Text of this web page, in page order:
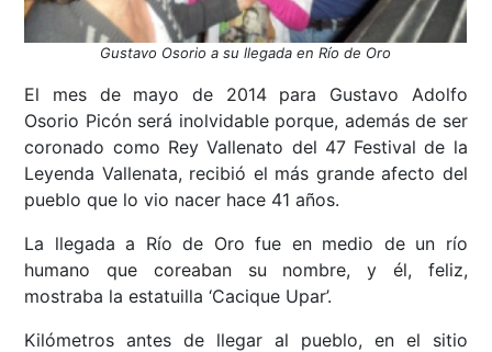
Gustavo Osorio a su llegada en Río de Oro
El mes de mayo de 2014 para Gustavo Adolfo
Osorio Picón será inolvidable porque, además de ser
coronado como Rey Vallenato del 47 Festival de la
Leyenda Vallenata, recibió el más grande afecto del
pueblo que lo vio nacer hace 41 años.
La llegada a Río de Oro fue en medio de un río
humano que coreaban su nombre, y él, feliz,
mostraba la estatuilla ‘Cacique Upar’.
Kilómetros antes de llegar al pueblo, en el sitio